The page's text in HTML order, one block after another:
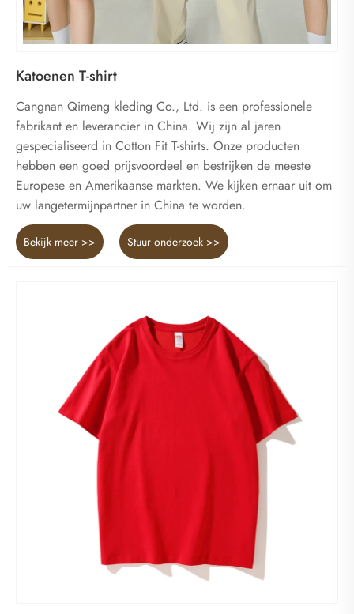
Katoenen T-shirt
Cangnan Qimeng kleding Co., Ltd. is een professionele
fabrikant en leverancier in China. Wij zijn al jaren
gespecialiseerd in Cotton Fit T-shirts. Onze producten
hebben een goed prijsvoordeel en bestrijken de meeste
Europese en Amerikaanse markten. We kijken ernaar uit om
uw langetermijnpartner in China te worden.
Bekijk meer >> Stuur onderzoek >>